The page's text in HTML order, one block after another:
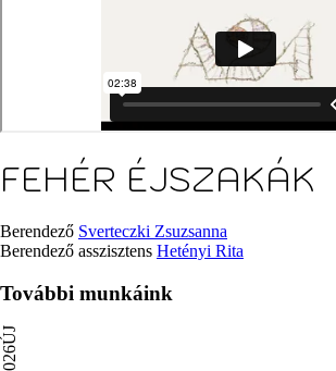
FEHÉR ÉJSZAKÁK
Berendező Sverteczki Zsuzsanna
Berendező asszisztens Hetényi Rita
További munkáink
ÚJ
2026